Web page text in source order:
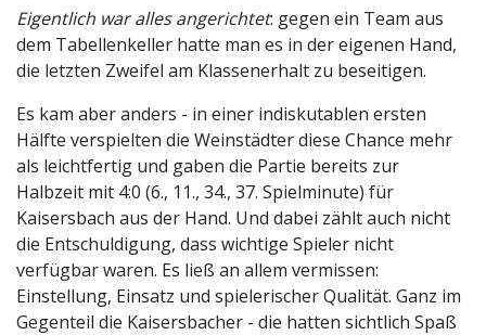
Eigentlich war alles angerichtet: gegen ein Team aus
dem Tabellenkeller hatte man es in der eigenen Hand,
die letzten Zweifel am Klassenerhalt zu beseitigen.
Es kam aber anders - in einer indiskutablen ersten
Hälfte verspielten die Weinstädter diese Chance mehr
als leichtfertig und gaben die Partie bereits zur
Halbzeit mit 4:0 (6., 11., 34., 37. Spielminute) für
Kaisersbach aus der Hand. Und dabei zählt auch nicht
die Entschuldigung, dass wichtige Spieler nicht
verfügbar waren. Es ließ an allem vermissen:
Einstellung, Einsatz und spielerischer Qualität. Ganz im
Gegenteil die Kaisersbacher - die hatten sichtlich Spaß